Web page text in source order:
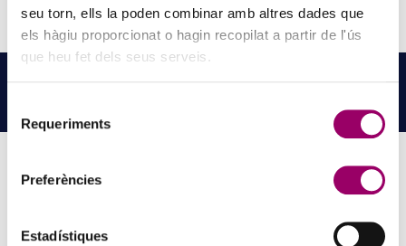
seu torn, ells la poden combinar amb altres dades que
els hàgiu proporcionat o hagin recopilat a partir de l'ús
que heu fet dels seus serveis.
Requeriments
Preferències
Estadístiques
PINTURA DEL COL·LEGI